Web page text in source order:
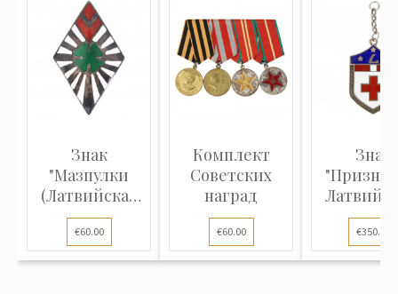
Знак
"Мазпулки
(Латвийская
сельскохозяйственн...
€60.00
Комплект
Советских
наград
€60.00
Знак
крест,
€350.00